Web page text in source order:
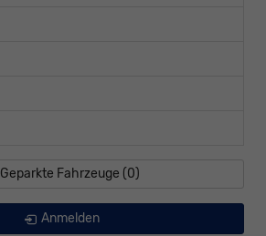
Geparkte Fahrzeuge (0)
Anmelden